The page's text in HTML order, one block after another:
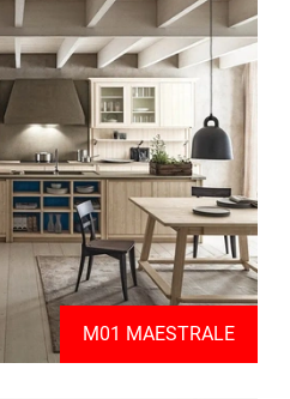
M01 MAESTRALE